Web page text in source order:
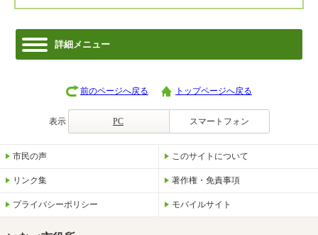
詳細メニュー
前のページへ戻る トップページへ戻る
表示 PC スマートフォン
市民の声 このサイトについて
リンク集 著作権・免責事項
プライバシーポリシー モバイルサイト